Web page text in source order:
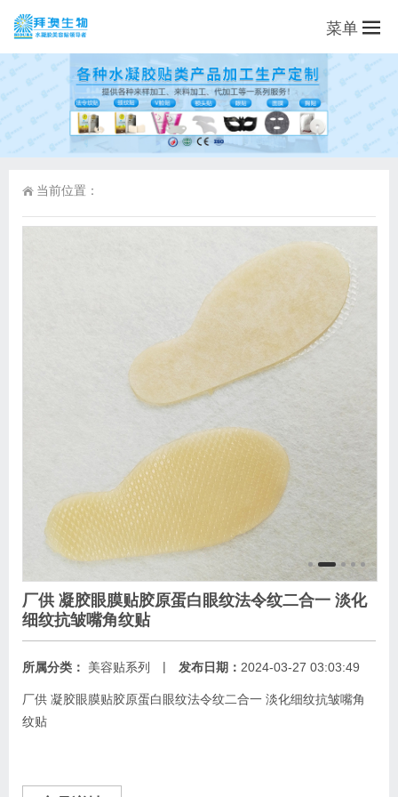
菜单
当前位置：
厂供 凝胶眼膜贴胶原蛋白眼纹法令纹二合一 淡化
细纹抗皱嘴角纹贴
所属分类： 美容贴系列 | 发布日期： 2024-03-27 03:03:49
厂供 凝胶眼膜贴胶原蛋白眼纹法令纹二合一 淡化细纹抗皱嘴角
纹贴